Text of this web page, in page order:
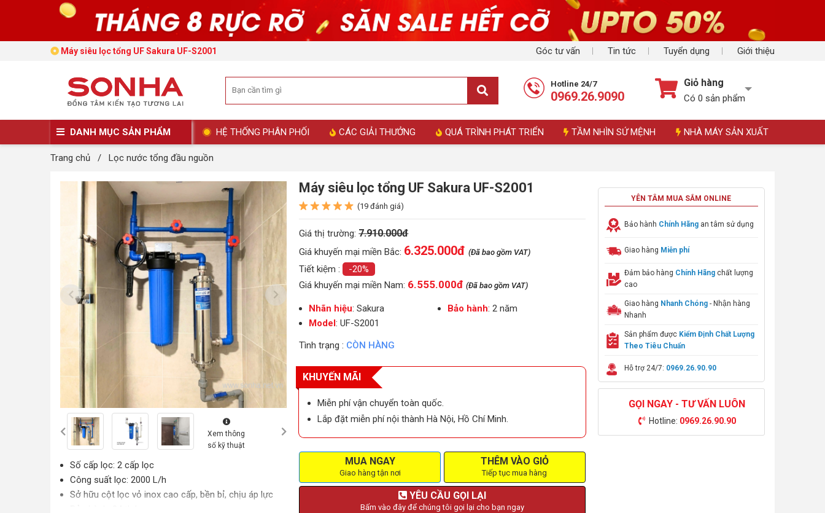
Góc tư vấn Tin tức Tuyển dụng Giới thiệu
Máy siêu lọc tổng UF Sakura UF-S2001
Hotline 24/7
0969.26.9090
Giỏ hàng
Có 0 sản phẩm
DANH MỤC SẢN PHẨM HỆ THỐNG PHÂN PHỐI CÁC GIẢI THƯỞNG QUÁ TRÌNH PHÁT TRIỂN TẦM NHÌN SỨ MỆNH NHÀ MÁY SẢN XUẤT
Trang chủ / Lọc nước tổng đầu nguồn
Xem thông
số kỹ thuật
Số cấp lọc: 2 cấp lọc
Công suất lọc: 2000 L/h
Sở hữu cột lọc vỏ inox cao cấp, bền bỉ, chịu áp lực
Máy siêu lọc tổng UF Sakura UF-S2001
(19 đánh giá)
Giá thị trường:7.910.000đ
Giá khuyến mại miền Bắc: 6.325.000đ(Đã bao gồm VAT)
Tiết kiệm :
-20%
Giá khuyến mại miền Nam: 6.555.000đ(Đã bao gồm VAT)
Nhãn hiệu: Sakura Bảo hành: 2 năm
Model: UF-S2001
Tình trạng : CÒN HÀNG
KHUYẾN MÃI
Miễn phí vận chuyển toàn quốc.
Lắp đặt miễn phí nội thành Hà Nội, Hồ Chí Minh.
MUA NGAY
Giao hàng tận nơi
THÊM VÀO GIỎ
Tiếp tục mua hàng
YÊU CẦU GỌI LẠI
Bấm vào đây để chúng tôi gọi lại cho bạn ngay
YÊN TÂM MUA SẮM ONLINE
Bảo hành Chính Hãng an tâm sử dụng
Giao hàng Miễn phí
Đảm bảo hàng Chính Hãngchất lượng
cao
Giao hàng Nhanh Chóng- Nhận hàng
Nhanh
Sản phẩm được Kiểm Định Chất Lượng
Theo Tiêu Chuẩn
Hỗ trợ 24/7: 0969.26.90.90
GỌI NGAY - TƯ VẤN LUÔN
Hotline: 0969.26.90.90